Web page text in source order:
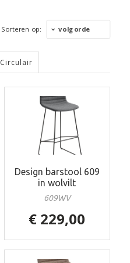
Circulair
Sorteren op: volgorde
Design barstool 609
in wolvilt
609WV
€ 229,00